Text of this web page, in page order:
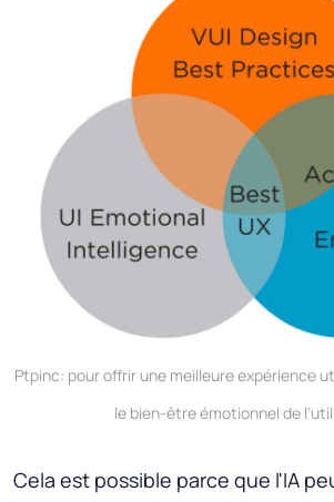
Ptpinc: pour offrir une meilleure expérience
le bien-être émotionnel de
Cela est possible parce que l'IA